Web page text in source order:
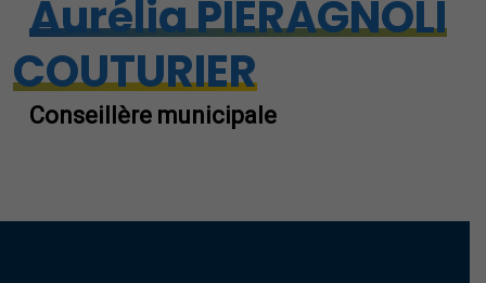
Aurélia PIERAGNOLI
COUTURIER
Conseillère municipale